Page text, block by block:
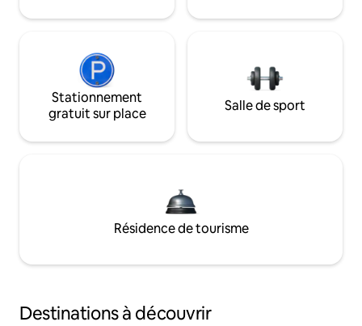
Stationnement
gratuit sur place
Salle de sport
Résidence de tourisme
Destinations à découvrir